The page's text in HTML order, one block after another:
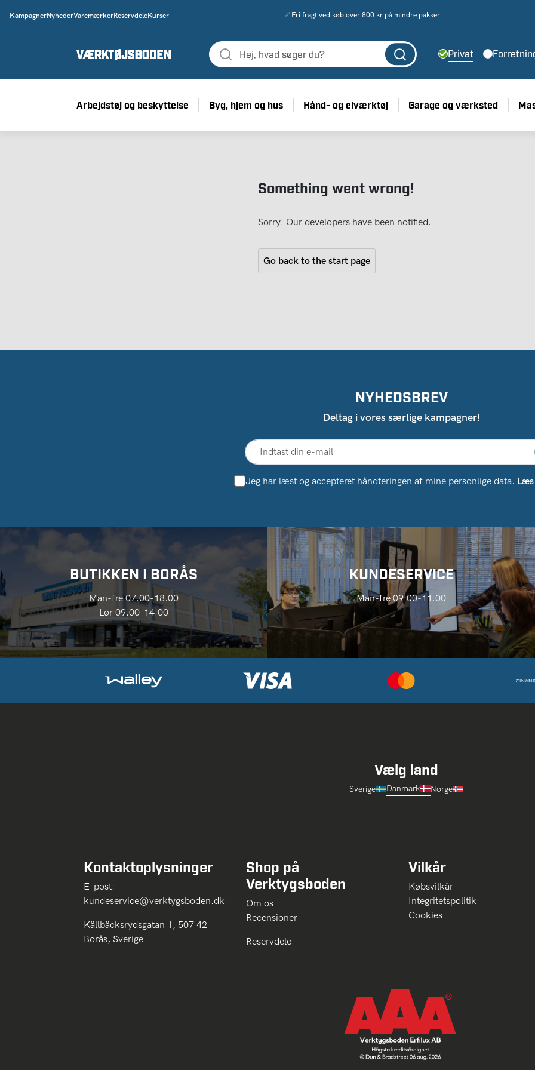
KampagnerNyhederVaremærkerReservdeleKurser ✅ Fri fragt ved køb over 800 kr på mindre pakker
Privat
Arbejdstøj og beskyttelse Byg, hjem og hus Hånd- og elværktøj Garage og værksted
Something went wrong!
Sorry! Our developers have been notified.
Go back to the start page
NYHEDSBREV
Deltag i vores særlige kampagner!
Jeg har læst og accepteret håndteringen af ​​mine personlige data.
BUTIKKEN I BORÅS
Man-fre 07.00-18.00
Lør 09.00-14.00
KUNDESERVICE
Man-fre 09.00-11.00
Vælg land
Sverige Danmark Norge
Kontaktoplysninger
E-post:
kundeservice@verktygsboden.dk
Källbäcksrydsgatan 1, 507 42
Borås, Sverige
Shop på
Verktygsboden
Om os
Recensioner
Reservdele
Vilkår
Købsvilkår
Integritetspolitik
Cookies